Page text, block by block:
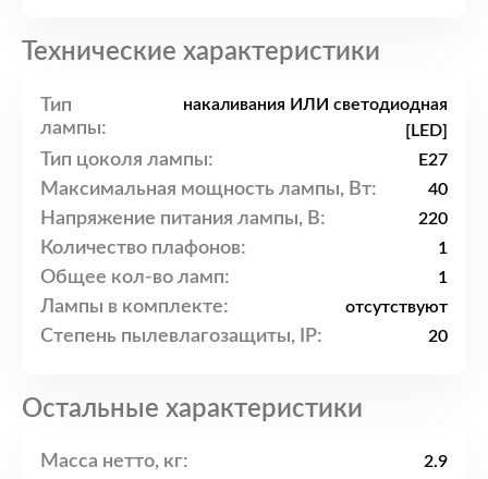
Технические характеристики
Тип
лампы:
накаливания ИЛИ светодиодная
[LED]
Тип цоколя лампы: E27
Максимальная мощность лампы, Вт: 40
Напряжение питания лампы, В: 220
Количество плафонов: 1
Общее кол-во ламп: 1
Лампы в комплекте: отсутствуют
Степень пылевлагозащиты, IP: 20
Остальные характеристики
Масса нетто, кг: 2.9